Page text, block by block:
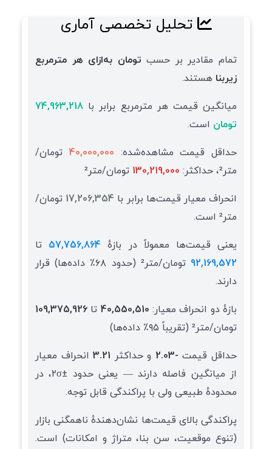
تحلیل تخصصی آماری
تمام مقادیر بر حسب تومان به‌ازای هر مترمربع
زیربنا هستند.
میانگین قیمت هر مترمربع برابر با 74,963,218
تومان است.
حداقل قیمت مشاهده‌شده: 40,000,000 تومان/
متر²، حداکثر:
130,219,000 تومان/متر²
انحراف معیار قیمت‌ها برابر با 17,206,354 تومان/
متر² است.
یعنی قیمت‌ها معمولاً در بازهٔ 57,756,864 تا
92,169,572
تومان/متر² (حدود ۶۸٪ داده‌ها) قرار
دارند.
بازهٔ دو انحراف معیار: 40,550,510 تا 109,375,926
تومان/متر² (تقریباً ۹۵٪ داده‌ها)
حداقل قیمت -2.03 و حداکثر 3.21انحراف معیار
از میانگین فاصله دارند — یعنی حدود ±۲σ، در
محدودهٔ طبیعی ولی با پراکندگی قابل توجه.
پراکندگی بالای قیمت‌ها نشان‌دهندهٔ ناهمگنی بازار
(تنوع موقعیت، سن بنا، متراژ و امکانات) است.